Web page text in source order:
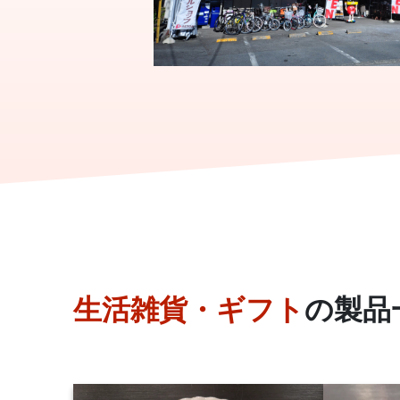
生活雑貨・ギフト の製品